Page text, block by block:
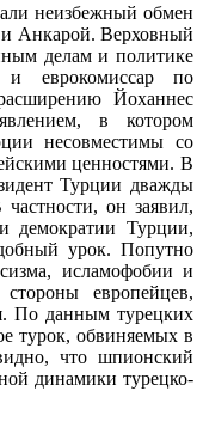
неизбежный обмен
Анкарой. Верховный
делам и политике
и еврокомиссар по
Йоханнес
в котором
несовместимы со
ценностями. В
Турции дважды
он заявил,
демократии Турции,
урок. Попутно
исламофобии и
европейцев,
По данным турецких
турок, обвиняемых в
что шпионский
динамики турецко-